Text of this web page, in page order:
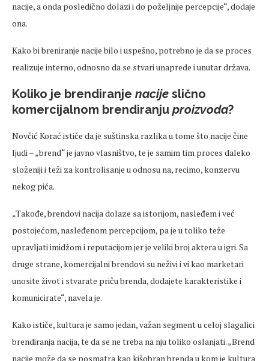
nacije, a onda posledično dolazi i do poželjnije percepcije“, dodaje
ona.
Kako bi breniranje nacije bilo i uspešno, potrebno je da se proces
realizuje interno, odnosno da se stvari unaprede i unutar država.
Koliko je brendiranje nacije slično
komercijalnom brendiranju proizvoda?
Novčić Korać ističe da je suštinska razlika u tome što nacije čine
ljudi – „brend“ je javno vlasništvo, te je samim tim proces daleko
složeniji i teži za kontrolisanje u odnosu na, recimo, konzervu
nekog pića.
„Takođe, brendovi nacija dolaze sa istorijom, nasleđem i već
postojećom, nasleđenom percepcijom, pa je u toliko teže
upravljati imidžom i reputacijom jer je veliki broj aktera u igri. Sa
druge strane, komercijalni brendovi su neživi i vi kao marketari
unosite život i stvarate priču brenda, dodajete karakteristike i
komunicirate“, navela je.
Kako ističe, kultura je samo jedan, važan segment u celoj slagalici
brendiranja nacija, te da se ne treba na nju toliko oslanjati. „Brend
nacije može da se posmatra kao kišobran brenda u kom je kultura